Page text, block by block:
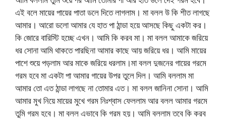
এই বলে মায়ের পায়ের পাতা ডলে দিতে লাগলাম। মা বলল উ কি শীত লাগছে
আমার। আরো ডলো আমার যে হাত পা ঠান্ডা হয়ে আসছে কিছু একটা কর।
কি জোরে বারিস্টি হচ্ছে এখন। আমি কি করব মা। মা বলল আমাকে জরিয়ে
ধর সোনা আমি থাকতে পারছিনা আমার কাছে আয় জরিয়ে ধর। আমি মায়ের
পাশে শুয়ে পড়লাম আর মাকে জরিয়ে ধরলাম।মা বলল দুজনের গায়ের গরমে
গরম হবে মা একটা পা আমার গায়ের উপর তুলে দিল। আমি বললাম মা
আমার তো এত ঠান্ডা লাগছে না তোমার এত। মা বলল জানিনা সোনা। আমি
আমার মুখ নিয়ে মায়ের মুখে গরম নিঃশ্বাস ফেললাম আর বলল আমার গরমে
তুমি গরম হবে। মা বলল এভাবে কি গরম হয়। আমি বললাম তবে কি করব